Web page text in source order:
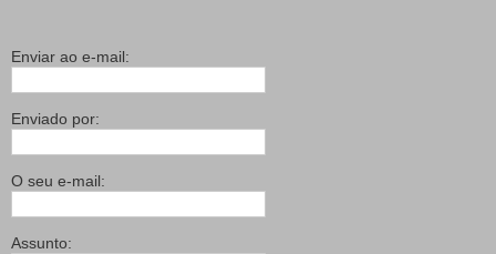
Enviar ao e-mail:
Enviado por:
O seu e-mail:
Assunto: